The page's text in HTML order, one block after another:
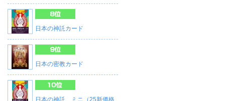
日本の神託カード
日本の密教カード
日本の神託 ミニ（25新価格